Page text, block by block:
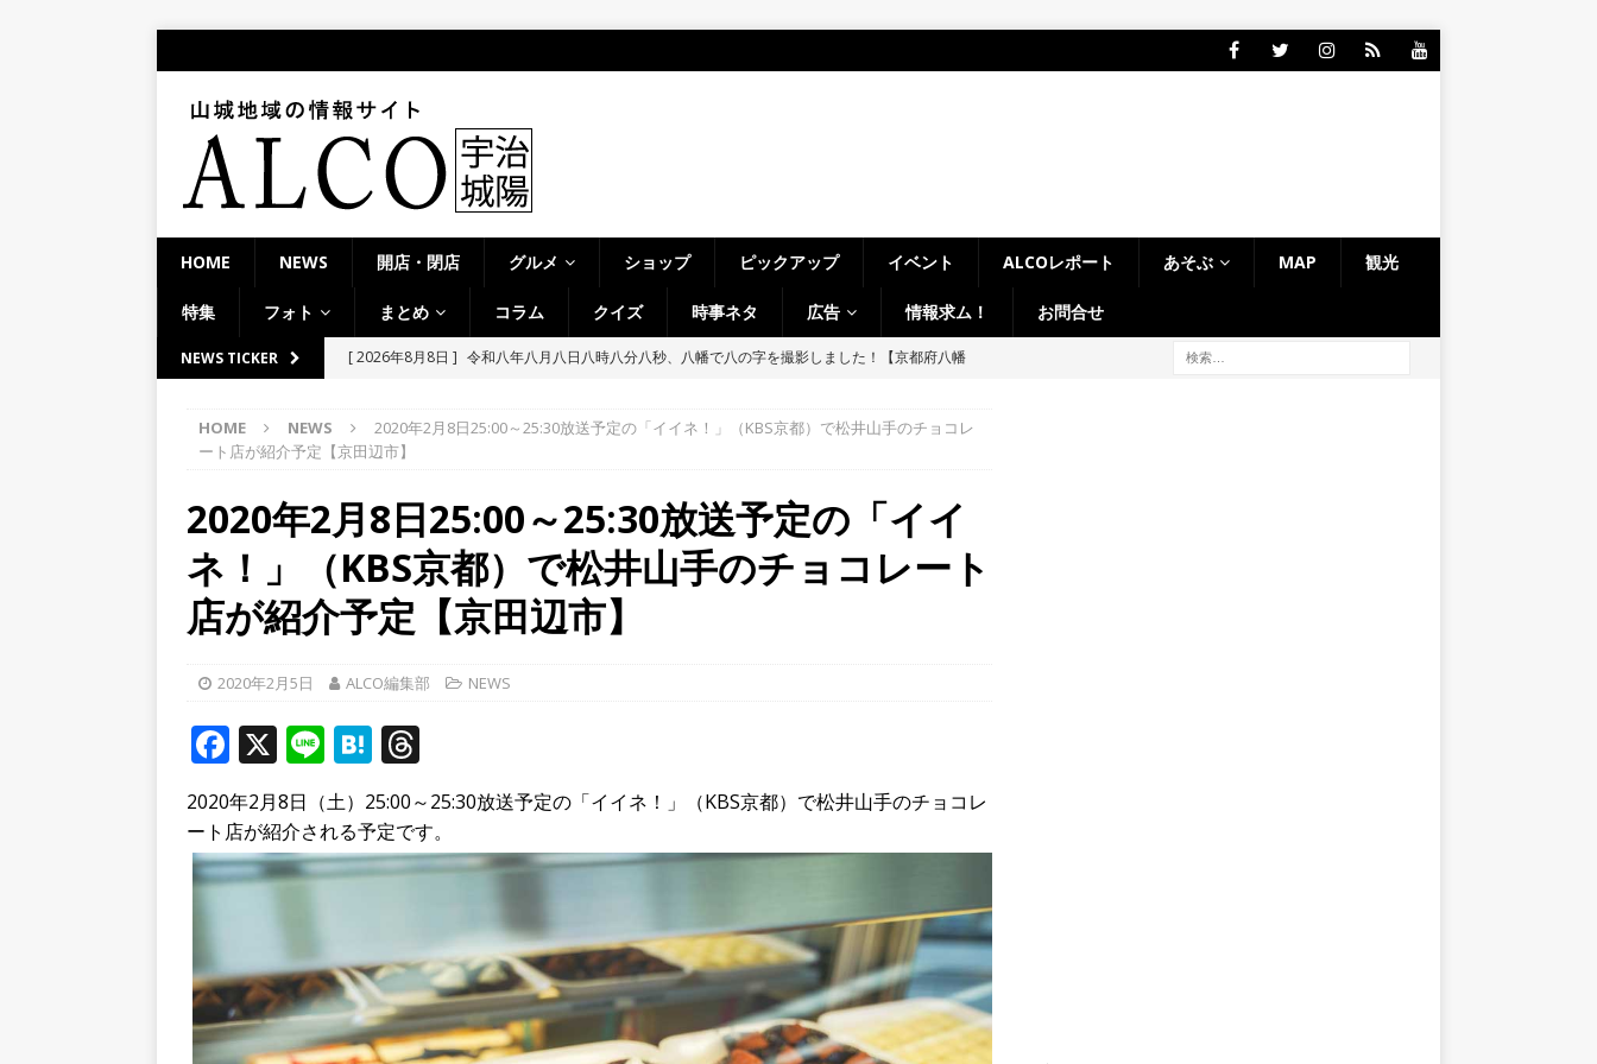
HOME NEWS 開店・閉店 グルメ ショップ ピックアップ イベント ALCOレポート あそぶ MAP 観光
特集 フォト まとめ コラム クイズ 時事ネタ 広告 情報求ム！ お問合せ
NEWS TICKER [ 2026年8月8日 ] 令和八年八月八日八時八分八秒、八幡で八の字を撮影しました！【京都府八幡
[ 2026年8月8日 ] ＜週刊ALCO＞8月1日～7日の京都府山城地域【ひんやり美味しいかき氷！／七
[ 2026年8月7日 ] 8月7日、塔の島で「ホコランタン・プロジェクト2026」を楽しんできました！
学生さんたち手作りのランタン並ぶ【京都府宇治市】
時事ネタ
[ 2026年8月6日 ] ８月３日、クマと思われる動物が確認されました。国道307号奥山田茶屋トンネ
ルから甲賀市に向かって約400mの農地【京都府宇治田原町】
[ 2026年8月8日 ] 令和８年８月８日、愛媛県八幡浜市・京都府八幡市「八の日」記念事業の会場
HOME NEWS
2020年2月8日25:00～25:30放送予定の「イイネ！」（KBS京都）で松井山手のチョコレ
ート店が紹介予定【京田辺市】
2020年2月8日25:00～25:30放送予定の「イイ
ネ！」（KBS京都）で松井山手のチョコレート
店が紹介予定【京田辺市】
2020年2月5日 ALCO編集部 NEWS
F
a
c
e
b
o
k
X Li
n
e
H
at
e
n
h
r
e
d
s
2020年2月8日（土）25:00～25:30放送予定の「イイネ！」（KBS京都）で松井山手のチョコレ
ート店が紹介される予定です。